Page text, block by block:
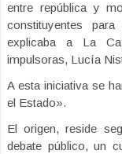
entre república y
constituyentes
explicaba a La
impulsoras, Lucía
A esta iniciativa se
el Estado».
El origen, reside
debate público, un